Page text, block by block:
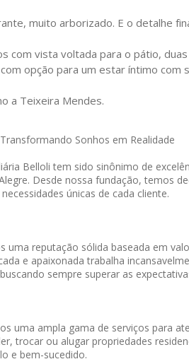
muito arborizado. E o detalhe
com vista voltada para o pátio,
opção para um estar íntimo com
a Teixeira Mendes.
Sonhos em Realidade
Belloli tem sido sinônimo de
Desde nossa fundação, temos
únicas de cada cliente.
uma reputação sólida baseada em
e apaixonada trabalha
sempre superar as
uma ampla gama de serviços para
trocar ou alugar propriedades
e bem-sucedido.